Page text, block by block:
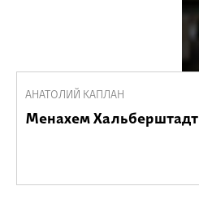
Менахем Хальберштадт
АНАТОЛИЙ КАПЛАН